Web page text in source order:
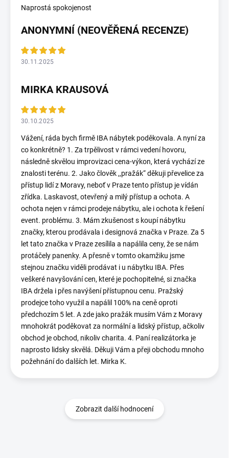
Naprostá spokojenost
ANONYMNÍ (NEOVĚŘENÁ RECENZE)
30.11.2025
MIRKA KRAUSOVÁ
30.10.2025
Vážení, ráda bych firmě IBA nábytek poděkovala. A nyní za
co konkrétně? 1. Za trpělivost v rámci vedení hovoru,
následně skvělou improvizaci cena-výkon, která vychází ze
znalosti terénu. 2. Jako člověk ,,pražák“ děkuji převelice za
přístup lidí z Moravy, neboť v Praze tento přístup je vídán
zřídka. Laskavost, otevřený a milý přístup a ochota. A
ochota nejen v rámci prodeje nábytku, ale i ochota k řešení
event. problému. 3. Mám zkušenost s koupí nábytku
značky, kterou prodávala i designová značka v Praze. Za 5
let tato značka v Praze zesílila a napálila ceny, že se nám
protáčely panenky. A přesně v tomto okamžiku jsme
stejnou značku viděli prodávat i u nábytku IBA. Přes
veškeré navyšování cen, které je pochopitelné, si značka
IBA držela i přes navýšení přístupnou cenu. Pražský
prodejce toho využil a napálil 100% na ceně oproti
předchozím 5 let. A zde jako pražák musím Vám z Moravy
mnohokrát poděkovat za normální a lidský přístup, ačkoliv
obchod je obchod, nikoliv charita. 4. Paní realizátorka je
naprosto lidsky skvělá. Děkuji Vám a přeji obchodu mnoho
požehnání do dalších let. Mirka K.
Zobrazit další hodnocení